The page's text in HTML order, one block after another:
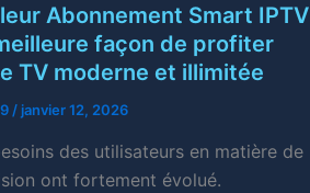
Abonnement Smart IPTV
façon de profiter
TV moderne et illimitée
/ janvier 12, 2026
des utilisateurs en matière de
ont fortement évolué.